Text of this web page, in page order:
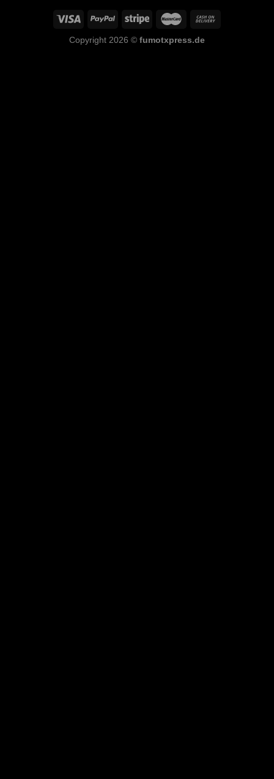
Copyright 2026 © fumotxpress.de